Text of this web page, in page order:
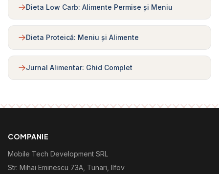
Dieta Low Carb: Alimente Permise și Meniu
Dieta Proteică: Meniu și Alimente
Jurnal Alimentar: Ghid Complet
COMPANIE
Mobile Tech Development SRL
Str. Mihai Eminescu 73A, Tunari, Ilfov